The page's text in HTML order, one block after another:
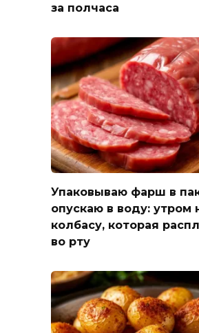
за полчаса
Упаковываю фарш в
опускаю в воду: утром
колбасу, которая
во рту